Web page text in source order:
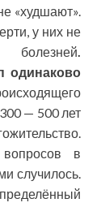
«худшают».
у них не
болезней.
одинаково
— 500 лет
в
случилось.